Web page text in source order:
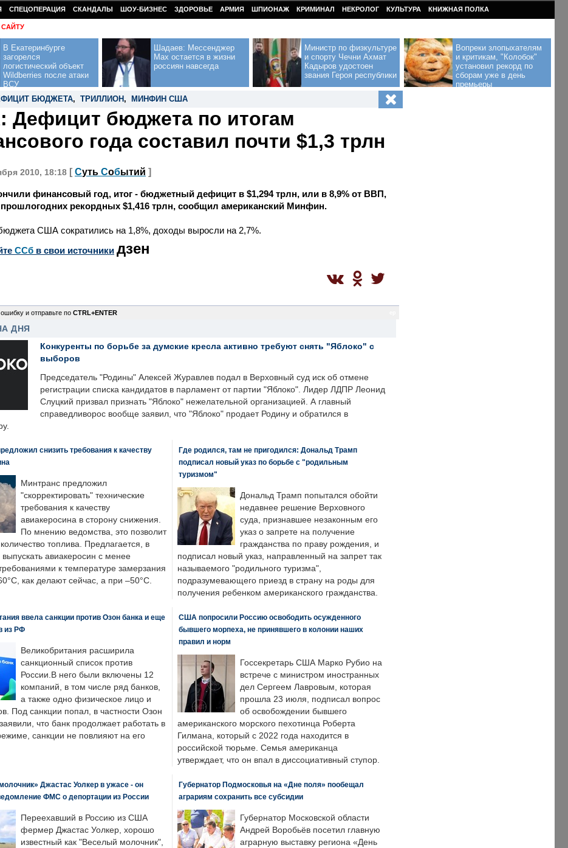
СПЕЦОПЕРАЦИЯ СКАНДАЛЫ ШОУ-БИЗНЕС ЗДОРОВЬЕ АРМИЯ ШПИОНАЖ КРИМИНАЛ НЕКРОЛОГ КУЛЬТУРА КНИЖНАЯ ПОЛКА
В Екатеринбурге
загорелся
логистический объект
Wildberries после атаки
ВСУ
Шадаев: Мессенджер
Max остается в жизни
россиян навсегда
Министр по физкультуре
и спорту Чечни Ахмат
Кадыров удостоен
звания Героя республики
Вопреки злопыхателям
и критикам, "Колобок"
установил рекорд по
сборам уже в день
премьеры
БЮДЖЕТА, ТРИЛЛИОН , МИНФИН США
бюджета по итогам
года составил почти $1,3 трлн
2010, 18:18 [ Суть Событий ]
финансовый год, итог - бюджетный дефицит в $1,294 трлн, или в 8,9% от ВВП,
рекордных $1,416 трлн, сообщил американский Минфин.
США сократились на 1,8%, доходы выросли на 2,7%.
CСб в свои источники дзен
и отправьте по CTRL+ENTER
ДНЯ
Конкуренты по борьбе за думские кресла активно требуют снять "Яблоко" с
выборов
Председатель "Родины" Алексей Журавлев подал в Верховный суд иск об отмене
регистрации списка кандидатов в парламент от партии "Яблоко". Лидер ЛДПР Леонид
Слуцкий призвал признать "Яблоко" нежелательной организацией. А главный
справедливорос вообще заявил, что "Яблоко" продает Родину и обратился в
снизить требования к качеству
Минтранс предложил
"скорректировать" технические
требования к качеству
авиакеросина в сторону снижения.
По мнению ведомства, это позволит
топлива. Предлагается, в
выпускать авиакеросин с менее
к температуре замерзания
как делают сейчас, а при –50°C.
Где родился, там не пригодился: Дональд Трамп
подписал новый указ по борьбе с "родильным
туризмом"
Дональд Трамп попытался обойти
недавнее решение Верховного
суда, признавшее незаконным его
указ о запрете на получение
гражданства по праву рождения, и
подписал новый указ, направленный на запрет так
называемого "родильного туризма",
подразумевающего приезд в страну на роды для
получения ребенком американского гражданства.
ввела санкции против Озон банка и еще
из РФ
Великобритания расширила
санкционный список против
России.В него были включены 12
компаний, в том числе ряд банков,
а также одно физическое лицо и
Под санкции попал, в частности Озон
что банк продолжает работать в
санкции не повлияют на его
США попросили Россию освободить осужденного
бывшего морпеха, не принявшего в колонии наших
правил и норм
Госсекретарь США Марко Рубио на
встрече с министром иностранных
дел Сергеем Лавровым, которая
прошла 23 июля, подписал вопрос
об освобождении бывшего
американского морского пехотинца Роберта
Гилмана, который с 2022 года находится в
российской тюрьме. Семья американца
утверждает, что он впал в диссоциативный ступор.
Джастас Уолкер в ужасе - он
ФМС о депортации из России
Переехавший в Россию из США
фермер Джастас Уолкер, хорошо
известный как "Веселый молочник",
Губернатор Подмосковья на «Дне поля» пообещал
аграриям сохранить все субсидии
Губернатор Московской области
Андрей Воробьёв посетил главную
аграрную выставку региона «День